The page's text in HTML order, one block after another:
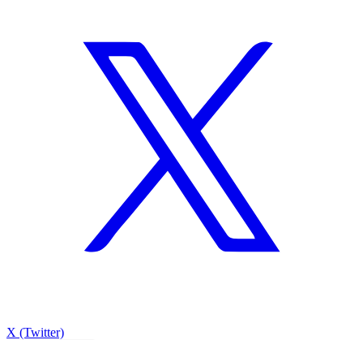
X (Twitter)